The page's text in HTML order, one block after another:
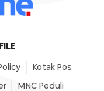
Kotak Pos
MNC Peduli